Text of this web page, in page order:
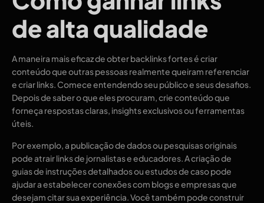
de alta qualidade
A maneira mais eficaz de obter backlinks fortes é criar
conteúdo que outras pessoas realmente queiram referenciar
e criar links. Comece entendendo seu público e seus desafios.
Depois de saber o que eles procuram, crie conteúdo que
forneça respostas claras, insights exclusivos ou ferramentas
úteis.
Por exemplo, a publicação de dados ou pesquisas originais
pode atrair links de jornalistas e educadores. A criação de
guias de instruções detalhados ou estudos de caso pode
ajudar a estabelecer conexões com blogs e empresas que
desejam citar sua experiência. Você também pode construir